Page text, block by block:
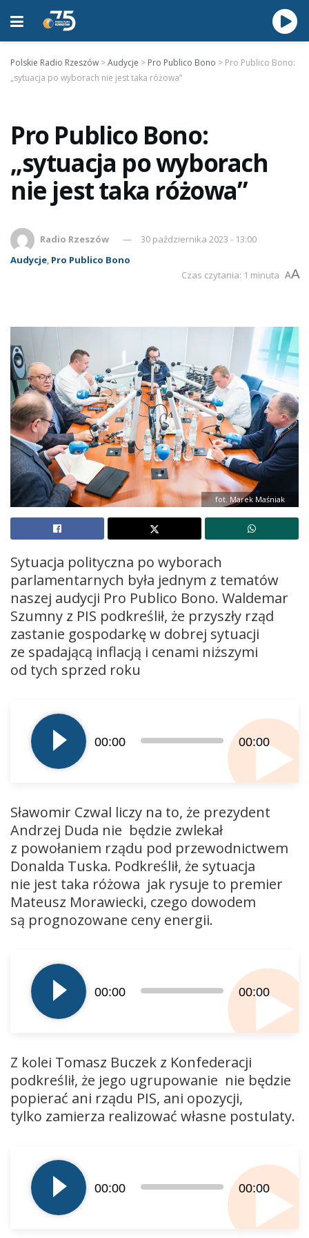
Polskie Radio Rzeszów >Audycje > Pro Publico Bono > Pro Publico Bono:
„sytuacja po wyborach nie jest taka różowa”
Pro Publico Bono:
„sytuacja po wyborach
nie jest taka różowa”
Radio Rzeszów
30 października 2023 - 13:00
Audycje, Pro Publico Bono
Czas czytania: 1 minuta AA
fot. Marek Maśniak
Sytuacja polityczna po wyborach
parlamentarnych była jednym z tematów
naszej audycji Pro Publico Bono. Waldemar
Szumny z PIS podkreślił, że przyszły rząd
zastanie gospodarkę w dobrej sytuacji
ze spadającą inflacją i cenami niższymi
od tych sprzed roku
plików
dźwiękowych
00:00 00:00
Sławomir Czwal liczy na to, że prezydent
Andrzej Duda nie będzie zwlekał
z powołaniem rządu pod przewodnictwem
Donalda Tuska. Podkreślił, że sytuacja
nie jest taka różowa jak rysuje to premier
Mateusz Morawiecki, czego dowodem
są prognozowane ceny energii.
plików
dźwiękowych
00:00 00:00
Z kolei Tomasz Buczek z Konfederacji
podkreślił, że jego ugrupowanie nie będzie
popierać ani rządu PIS, ani opozycji,
tylko zamierza realizować własne postulaty.
plików
dźwiękowych
00:00 00:00